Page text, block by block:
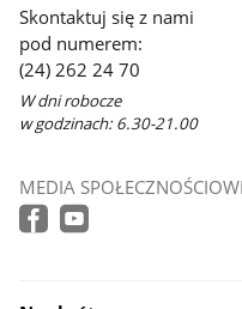
Skontaktuj się z nami
pod numerem:
(24) 262 24 70
W dni robocze
w godzinach: 6.30-21.00
MEDIA